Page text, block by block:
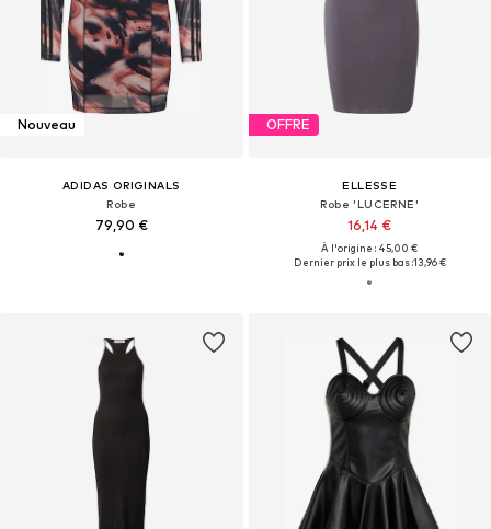
Nouveau
ADIDAS ORIGINALS
Robe
79,90 €
OFFRE
ELLESSE
Robe 'LUCERNE'
16,14 €
À l'origine : 45,00 €
Dernier prix le plus bas :13,96 €